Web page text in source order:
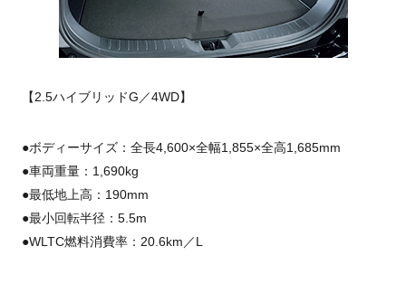
【2.5ハイブリッドG／4WD】
●ボディーサイズ：全長4,600×全幅1,855×全高1,685mm
●車両重量：1,690kg
●最低地上高：190mm
●最小回転半径：5.5m
●WLTC燃料消費率：20.6km／L